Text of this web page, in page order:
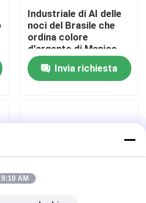
Industriale di AI delle
noci del Brasile che
ordina colore
d'argento di Manica
dell'attrezzatura 6
Invia richiesta
9:10 AM